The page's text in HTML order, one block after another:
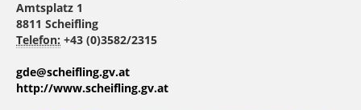
Amtsplatz 1
8811 Scheifling
Telefon: +43 (0)3582/2315
gde@scheifling.gv.at
http://www.scheifling.gv.at